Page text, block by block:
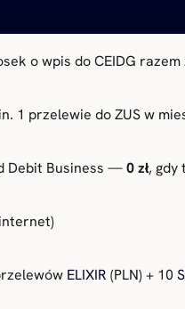
o wpis do CEIDG
1 przelewie do ZUS w
Debit Business —0 zł, gdy
ELIXIR (PLN) + 10